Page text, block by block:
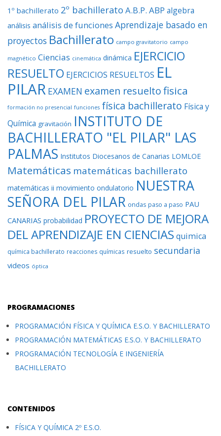
1º bachillerato 2º bachillerato A.B.P. ABP algebra
análisis análisis de funciones Aprendizaje basado en
proyectos Bachillerato campo gravitatorio campo
magnético Ciencias cinemática dinámica EJERCICIO
RESUELTO EJERCICIOS RESUELTOS EL
PILAR EXAMEN examen resueltofisica
formación no presencial funciones física bachillerato Física y
Química gravitación INSTITUTO DE
BACHILLERATO "EL PILAR" LAS
PALMAS Institutos Diocesanos de Canarias LOMLOE
Matemáticas matemáticas bachillerato
matemáticas ii movimiento ondulatorio NUESTRA
SEÑORA DEL PILAR ondas paso a paso PAU
CANARIAS probabilidad PROYECTO DE MEJORA
DEL APRENDIZAJE EN CIENCIAS quimica
química bachillerato reacciones químicas resuelto secundaria
videos óptica
PROGRAMACIONES
PROGRAMACIÓN FÍSICA Y QUÍMICA E.S.O. Y BACHILLERATO
PROGRAMACIÓN MATEMÁTICAS E.S.O. Y BACHILLERATO
PROGRAMACIÓN TECNOLOGÍA E INGENIERÍA
BACHILLERATO
CONTENIDOS
FÍSICA Y QUÍMICA 2º E.S.O.